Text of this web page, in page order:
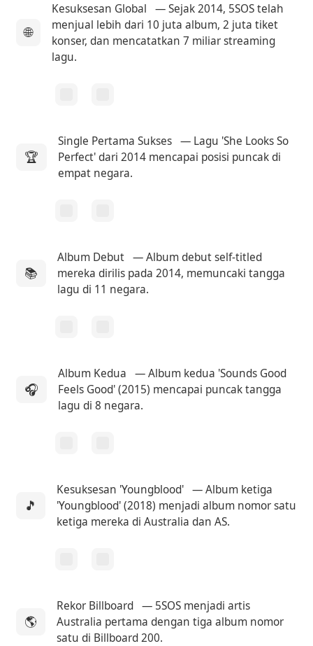
🌐
Kesuksesan Global
— Sejak 2014, 5SOS telah
menjual lebih dari 10 juta album, 2 juta tiket
konser, dan mencatatkan 7 miliar streaming
lagu.
🏆
Single Pertama Sukses — Lagu 'She Looks So
Perfect' dari 2014 mencapai posisi puncak di
empat negara.
📚
Album Debut — Album debut self-titled
mereka dirilis pada 2014, memuncaki tangga
lagu di 11 negara.
🎧
Album Kedua
— Album kedua 'Sounds Good
Feels Good' (2015) mencapai puncak tangga
lagu di 8 negara.
🎵
Kesuksesan 'Youngblood' — Album ketiga
'Youngblood' (2018) menjadi album nomor satu
ketiga mereka di Australia dan AS.
🌎
Rekor Billboard — 5SOS menjadi artis
Australia pertama dengan tiga album nomor
satu di Billboard 200.